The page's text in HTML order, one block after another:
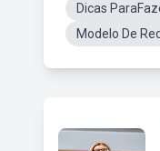
Dicas
Modelo De